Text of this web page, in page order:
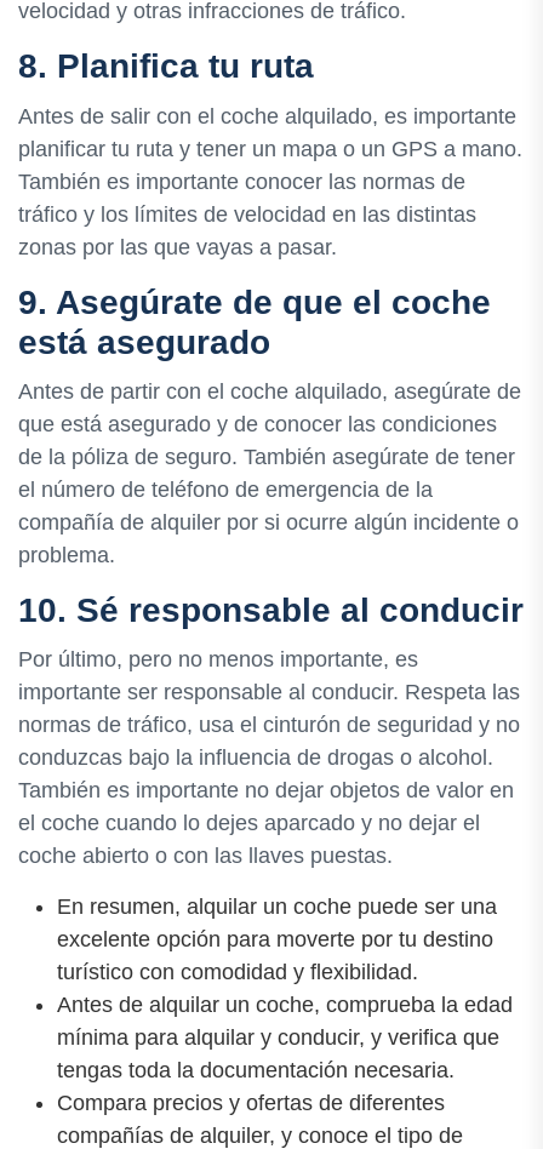
velocidad y otras infracciones de tráfico.
8. Planifica tu ruta
Antes de salir con el coche alquilado, es importante
planificar tu ruta y tener un mapa o un GPS a mano.
También es importante conocer las normas de
tráfico y los límites de velocidad en las distintas
zonas por las que vayas a pasar.
9. Asegúrate de que el coche
está asegurado
Antes de partir con el coche alquilado, asegúrate de
que está asegurado y de conocer las condiciones
de la póliza de seguro. También asegúrate de tener
el número de teléfono de emergencia de la
compañía de alquiler por si ocurre algún incidente o
problema.
10. Sé responsable al conducir
Por último, pero no menos importante, es
importante ser responsable al conducir. Respeta las
normas de tráfico, usa el cinturón de seguridad y no
conduzcas bajo la influencia de drogas o alcohol.
También es importante no dejar objetos de valor en
el coche cuando lo dejes aparcado y no dejar el
coche abierto o con las llaves puestas.
En resumen, alquilar un coche puede ser una
excelente opción para moverte por tu destino
turístico con comodidad y flexibilidad.
Antes de alquilar un coche, comprueba la edad
mínima para alquilar y conducir, y verifica que
tengas toda la documentación necesaria.
Compara precios y ofertas de diferentes
compañías de alquiler, y conoce el tipo de